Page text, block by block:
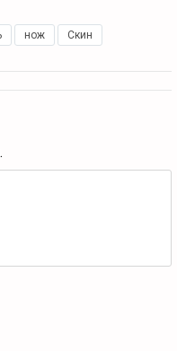
нож Скин